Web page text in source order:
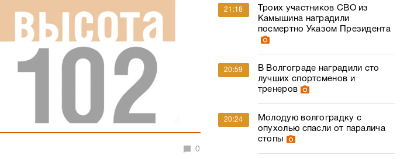
0
21:18
Троих участников СВО из
Камышина наградили
посмертно Указом Президента
20:59
В Волгограде наградили сто
лучших спортсменов и
тренеров
20:24
Молодую волгоградку с
опухолью спасли от паралича
стопы